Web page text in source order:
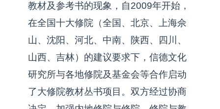
教材及参考书的现象，自2009年开始，
在全国十大修院（全国、北京、上海佘
山、沈阳、河北、中南、陕西、四川、
山西、吉林）的建议要求下，信德文化
研究所与各地修院及基金会等合作启动
了大修院教材丛书项目。双方经过协商